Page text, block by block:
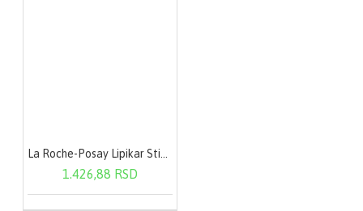
1.426,88 RSD